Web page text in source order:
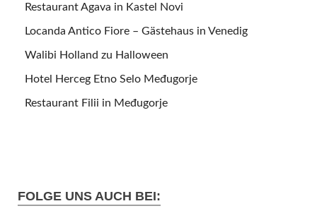
Restaurant Agava in Kastel Novi
Locanda Antico Fiore – Gästehaus in Venedig
Walibi Holland zu Halloween
Hotel Herceg Etno Selo Međugorje
Restaurant Filii in Međugorje
FOLGE UNS AUCH BEI: